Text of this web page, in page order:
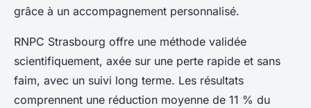
grâce à un accompagnement personnalisé.
RNPC Strasbourg offre une méthode validée
scientifiquement, axée sur une perte rapide et sans
faim, avec un suivi long terme. Les résultats
comprennent une réduction moyenne de 11 % du